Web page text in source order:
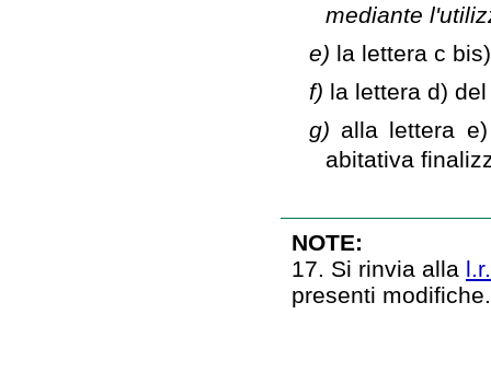
mediante
e) la lettera c
f) la lettera d)
g) alla lettera
abitativa
NOTE:
17. Si rinvia alla
presenti